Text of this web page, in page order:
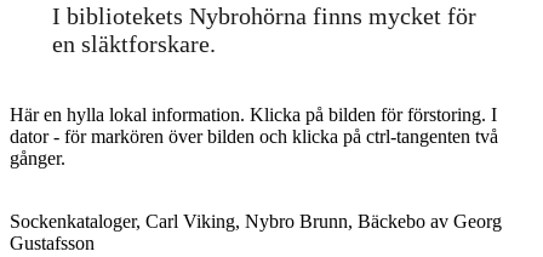
I bibliotekets Nybrohörna finns mycket för
en släktforskare.
Här en hylla lokal information. Klicka på bilden för förstoring. I
dator - för markören över bilden och klicka på ctrl-tangenten två
gånger.
Sockenkataloger, Carl Viking, Nybro Brunn, Bäckebo av Georg
Gustafsson